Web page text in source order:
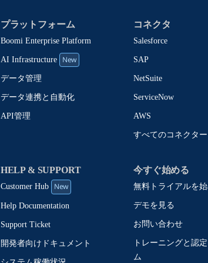
プラットフォーム
Boomi Enterprise Platform
AI Infrastructure New
データ管理
データ連携と自動化
API管理
コネクタ
Salesforce
SAP
NetSuite
ServiceNow
AWS
すべてのコネクター
HELP & SUPPORT
Customer Hub New
Help Documentation
Support Ticket
開発者向けドキュメント
今すぐ始める
無料トライアルを
デモを見る
お問い合わせ
トレーニングと認
ム